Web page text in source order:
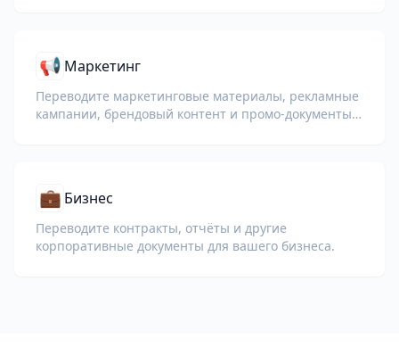
📢 Маркетинг
Переводите маркетинговые материалы, рекламные
кампании, брендовый контент и промо-документы
💼 Бизнес
Переводите контракты, отчёты и другие
корпоративные документы для вашего бизнеса.